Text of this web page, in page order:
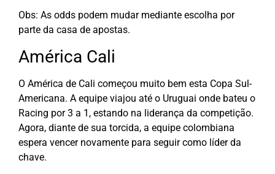
Obs: As odds podem mudar mediante escolha por
parte da casa de apostas.
América Cali
O América de Cali começou muito bem esta Copa Sul-
Americana. A equipe viajou até o Uruguai onde bateu o
Racing por 3 a 1, estando na liderança da competição.
Agora, diante de sua torcida, a equipe colombiana
espera vencer novamente para seguir como líder da
chave.